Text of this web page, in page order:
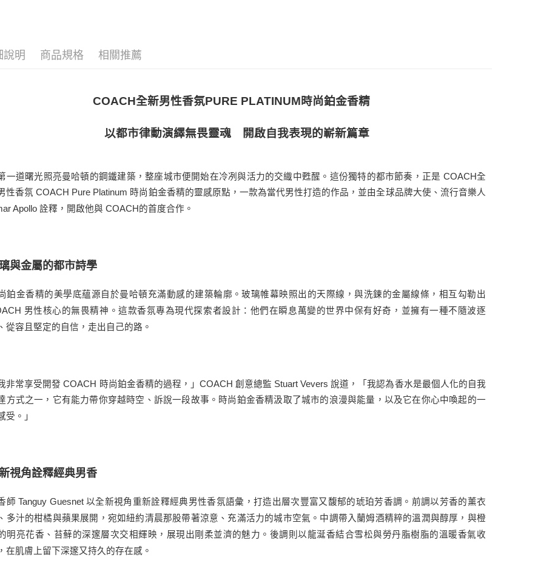
說明 商品規格 相關推薦
COACH全新男性香氛PURE PLATINUM時尚鉑金香精
以都市律動演繹無畏靈魂 開啟自我表現的嶄新篇章
一道曙光照亮曼哈頓的鋼鐵建築，整座城市便開始在冷冽與活力的交織中甦醒。這份獨特的都市節奏，正是 COACH全
性香氛 COACH Pure Platinum 時尚鉑金香精的靈感原點，一款為當代男性打造的作品，並由全球品牌大使、流行音樂人
Apollo 詮釋，開啟他與 COACH的首度合作。
與金屬的都市詩學
鉑金香精的美學底蘊源自於曼哈頓充滿動感的建築輪廓。玻璃帷幕映照出的天際線，與洗鍊的金屬線條，相互勾勒出
男性核心的無畏精神。這款香氛專為現代探索者設計：他們在瞬息萬變的世界中保有好奇，並擁有一種不隨波逐
從容且堅定的自信，走出自己的路。
我非常享受開發 COACH 時尚鉑金香精的過程，」COACH 創意總監 Stuart Vevers 說道，「我認為香水是最個人化的自我
方式之一，它有能力帶你穿越時空、訴說一段故事。時尚鉑金香精汲取了城市的浪漫與能量，以及它在你心中喚起的一
受。」
視角詮釋經典男香
師 Tanguy Guesnet 以全新視角重新詮釋經典男性香氛語彙，打造出層次豐富又馥郁的琥珀芳香調。前調以芳香的薰衣
多汁的柑橘與蘋果展開，宛如紐約清晨那股帶著涼意、充滿活力的城市空氣。中調帶入蘭姆酒精粹的溫潤與醇厚，與橙
明亮花香、苔蘚的深邃層次交相輝映，展現出剛柔並濟的魅力。後調則以龍涎香結合雪松與勞丹脂樹脂的溫暖香氣收
在肌膚上留下深邃又持久的存在感。